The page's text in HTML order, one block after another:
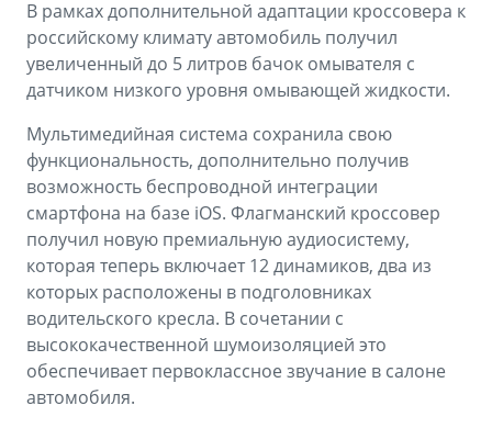
В рамках дополнительной адаптации кроссовера к
российскому климату автомобиль получил
увеличенный до 5 литров бачок омывателя с
датчиком низкого уровня омывающей жидкости.
Мультимедийная система сохранила свою
функциональность, дополнительно получив
возможность беспроводной интеграции
смартфона на базе iOS. Флагманский кроссовер
получил новую премиальную аудиосистему,
которая теперь включает 12 динамиков, два из
которых расположены в подголовниках
водительского кресла. В сочетании с
высококачественной шумоизоляцией это
обеспечивает первоклассное звучание в салоне
автомобиля.